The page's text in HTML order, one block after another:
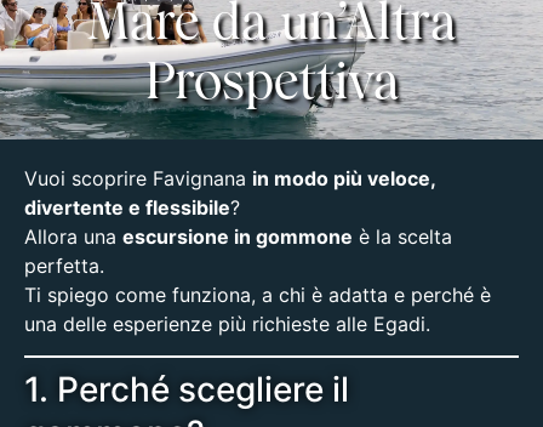
Mare da un’Altra
Prospettiva
Vuoi scoprire Favignana in modo più veloce,
divertente e flessibile?
Allora una escursione in gommone è la scelta
perfetta.
Ti spiego come funziona, a chi è adatta e perché è
una delle esperienze più richieste alle Egadi.
1. Perché scegliere il